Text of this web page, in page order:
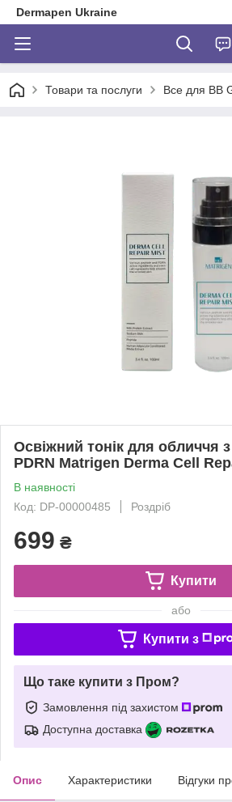
Dermapen Ukraine
Товари та послуги Все для BB
Освіжний тонік для обличчя
PDRN Matrigen Derma Cell
В наявності
Код: DP-00000485
Роздріб
699 ₴
Купити
або
Купити з
Що таке купити з Пром?
Замовлення під захистом
Доступна доставка
Опис Характеристики Відгуки